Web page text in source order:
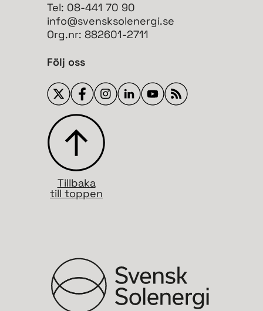
Tel: 08-441 70 90
info@svensksolenergi.se
Org.nr: 882601-2711
Följ oss
Tillbaka
till toppen